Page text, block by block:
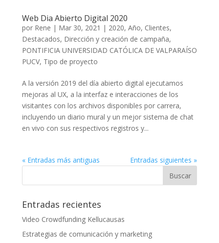
Web Dia Abierto Digital 2020
por Rene | Mar 30, 2021 | 2020, Año, Clientes,
Destacados, Dirección y creación de campaña,
PONTIFICIA UNIVERSIDAD CATÓLICA DE VALPARAÍSO
PUCV, Tipo de proyecto
A la versión 2019 del día abierto digital ejecutamos
mejoras al UX, a la interfaz e interacciones de los
visitantes con los archivos disponibles por carrera,
incluyendo un diario mural y un mejor sistema de chat
en vivo con sus respectivos registros y...
« Entradas más antiguas Entradas siguientes »
Entradas recientes
Video Crowdfunding Kellucausas
Estrategias de comunicación y marketing